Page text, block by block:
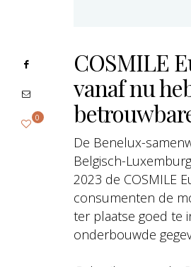
COSMILE
vanaf nu
De Benelux-
Belgisch-
2023 de COSMILE
consumenten de
ter plaatse goed te
onderbouwde
0